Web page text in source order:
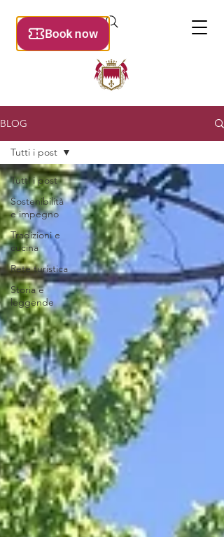
BLOG
Tutti i post
Sostenibilità
e impegno
Tradizioni e
cucina
Rete turistica
Storia e
leggende
Tutti i post